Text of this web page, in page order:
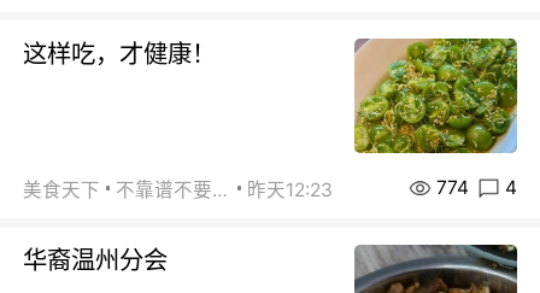
这样吃，才健康！
美食天下 不靠谱不要联系 昨天12:23 774 4
华裔温州分会